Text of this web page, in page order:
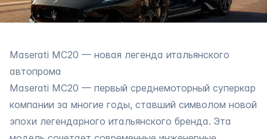
Maserati MC20 — новая легенда итальянского
автопрома
Maserati MC20 — первый среднемоторный суперкар
компании за многие годы, ставший символом новой
эпохи легендарного итальянского бренда. Эта